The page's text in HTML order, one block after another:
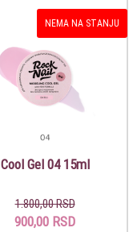
NEMA NA STANJU
Cool Gel 04 15ml
1.800,00 RSD
900,00 RSD